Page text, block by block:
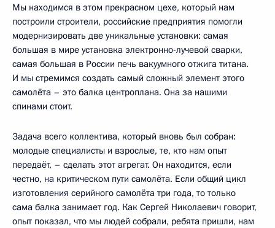
Мы находимся в этом прекрасном цехе, который нам
построили строители, российские предприятия помогли
модернизировать две уникальные установки: самая
большая в мире установка электронно-лучевой сварки,
самая большая в России печь вакуумного отжига титана.
И мы стремимся создать самый сложный элемент этого
самолёта – это балка центроплана. Она за нашими
спинами стоит.
Задача всего коллектива, который вновь был собран:
молодые специалисты и взрослые, те, кто нам опыт
передаёт, – сделать этот агрегат. Он находится, если
честно, на критическом пути самолёта. Если общий цикл
изготовления серийного самолёта три года, то только
сама балка занимает год. Как Сергей Николаевич говорит,
опыт показал, что мы людей собрали, ребята пришли, нам